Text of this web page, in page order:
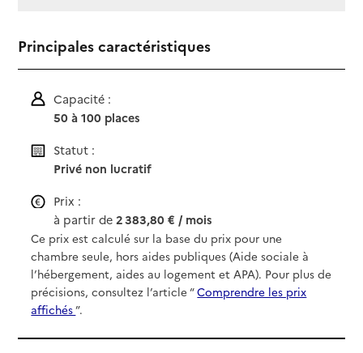
Principales caractéristiques
Capacité :
50 à 100 places
Statut :
Privé non lucratif
Prix :
à partir de2 383,80 € / mois
Ce prix est calculé sur la base du prix pour une
chambre seule, hors aides publiques (Aide sociale à
l’hébergement, aides au logement et APA). Pour plus de
précisions, consultez l’article “Comprendre les prix
affichés”.